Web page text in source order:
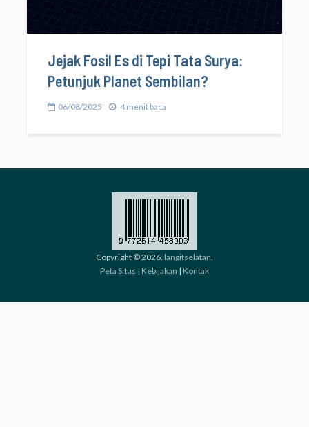
Jejak Fosil Es di Tepi Tata Surya:
Petunjuk Planet Sembilan?
06/08/2025 4 menit baca
Copyright © 2026. langitselatan.
Peta Situs | Kebijakan | Kontak